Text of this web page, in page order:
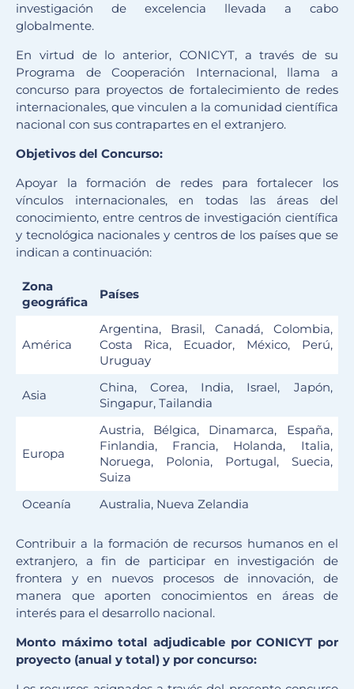
investigación de excelencia llevada a cabo
globalmente.
En virtud de lo anterior, CONICYT, a través de su
Programa de Cooperación Internacional, llama a
concurso para proyectos de fortalecimiento de redes
internacionales, que vinculen a la comunidad científica
nacional con sus contrapartes en el extranjero.
Objetivos del Concurso:
Apoyar la formación de redes para fortalecer los
vínculos internacionales, en todas las áreas del
conocimiento, entre centros de investigación científica
y tecnológica nacionales y centros de los países que se
indican a continuación:
Zona
geográfica
Países
América
Argentina, Brasil, Canadá, Colombia,
Costa Rica, Ecuador, México, Perú,
Uruguay
Asia
China, Corea, India, Israel, Japón,
Singapur, Tailandia
Europa
Austria, Bélgica, Dinamarca, España,
Finlandia, Francia, Holanda, Italia,
Noruega, Polonia, Portugal, Suecia,
Suiza
Oceanía
Australia, Nueva Zelandia
Contribuir a la formación de recursos humanos en el
extranjero, a fin de participar en investigación de
frontera y en nuevos procesos de innovación, de
manera que aporten conocimientos en áreas de
interés para el desarrollo nacional.
Monto máximo total adjudicable por CONICYT por
proyecto (anual y total) y por concurso: